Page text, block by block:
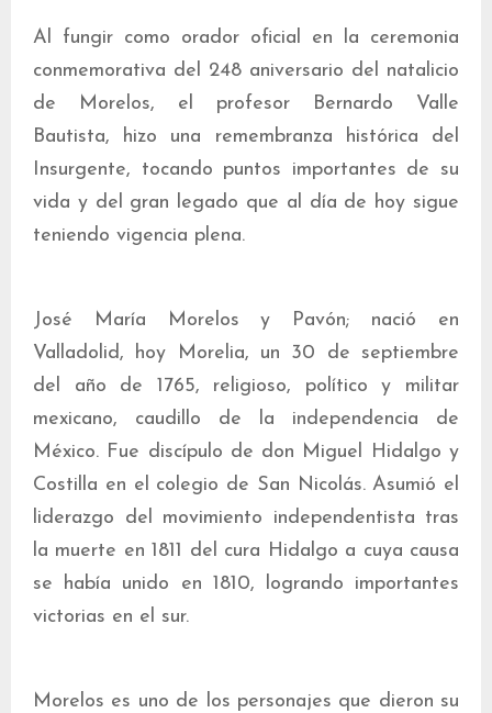
Al fungir como orador oficial en la ceremonia
conmemorativa del 248 aniversario del natalicio
de Morelos, el profesor Bernardo Valle
Bautista, hizo una remembranza histórica del
Insurgente, tocando puntos importantes de su
vida y del gran legado que al día de hoy sigue
teniendo vigencia plena.
José María Morelos y Pavón; nació en
Valladolid, hoy Morelia, un 30 de septiembre
del año de 1765, religioso, político y militar
mexicano, caudillo de la independencia de
México. Fue discípulo de don Miguel Hidalgo y
Costilla en el colegio de San Nicolás. Asumió el
liderazgo del movimiento independentista tras
la muerte en 1811 del cura Hidalgo a cuya causa
se había unido en 1810, logrando importantes
victorias en el sur.
Morelos es uno de los personajes que dieron su